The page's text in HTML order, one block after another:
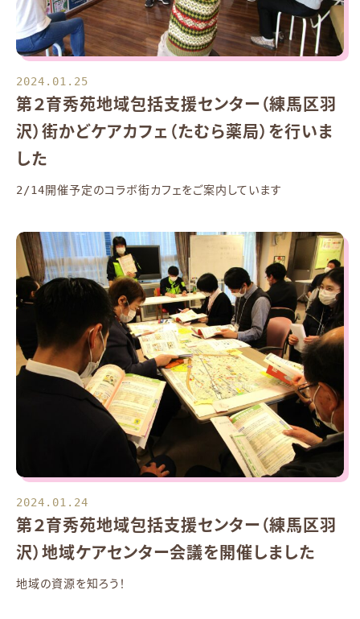
2024.01.25
第２育秀苑地域包括支援センター（練馬区羽
沢）街かどケアカフェ（たむら薬局）を行いま
した
2/14開催予定のコラボ街カフェをご案内しています
2024.01.24
第２育秀苑地域包括支援センター（練馬区羽
沢）地域ケアセンター会議を開催しました
地域の資源を知ろう！